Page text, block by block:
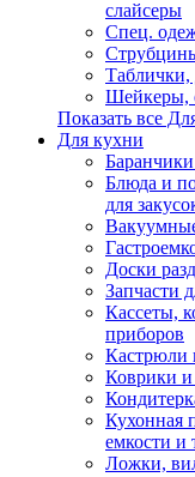
слайсеры
Спец.
Таблички,
Шейкеры,
Показать все
Для кухни
Блюда и
для
Доски
Запчасти
Кассеты,
приборов
Кастрюли
Коврики и
Кухонная
емкости и
Ложки,